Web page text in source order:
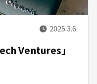
2025.3.6
Ventures」